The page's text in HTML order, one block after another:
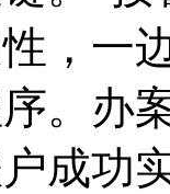
，一
。办
成功